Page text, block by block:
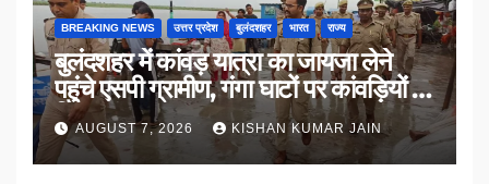
BREAKING NEWS उत्तर प्रदेश बुलंदशहर भारत राज्य
बुलंदशहर में कांवड़ यात्रा का जायजा लेने
पहुंचे एसपी ग्रामीण, गंगा घाटों पर कांवड़ियों से
किया संवाद
AUGUST 7, 2026 KISHAN KUMAR JAIN